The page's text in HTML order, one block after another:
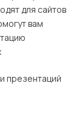
для сайтов
вам
презентаций